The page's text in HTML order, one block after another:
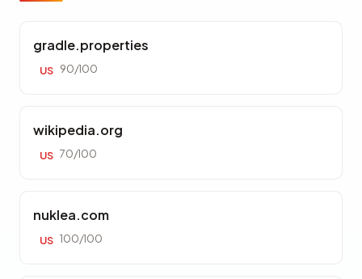
gradle.properties
US 90/100
wikipedia.org
US 70/100
nuklea.com
US 100/100